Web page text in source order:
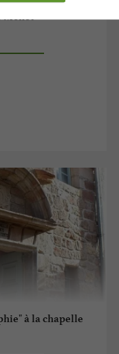
Monet
à la chapelle